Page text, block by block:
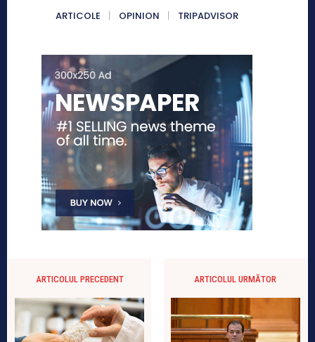
ARTICOLE OPINION TRIPADVISOR
ARTICOLUL PRECEDENT ARTICOLUL URMĂTOR